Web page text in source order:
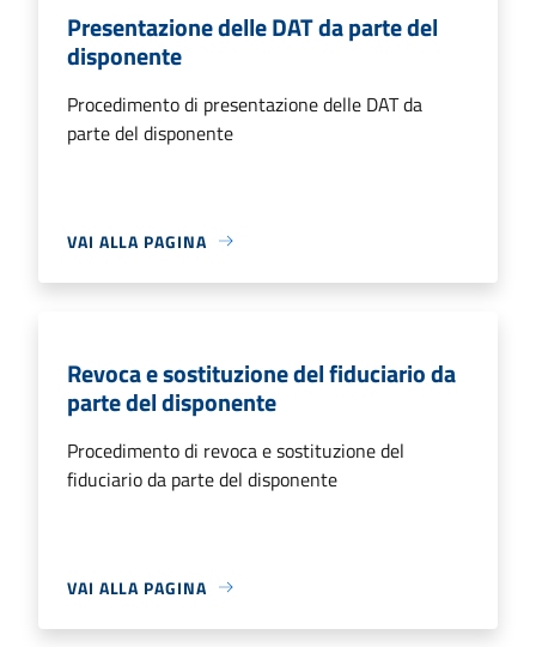
Presentazione delle DAT da parte del
disponente
Procedimento di presentazione delle DAT da
parte del disponente
VAI ALLA PAGINA
Revoca e sostituzione del fiduciario da
parte del disponente
Procedimento di revoca e sostituzione del
fiduciario da parte del disponente
VAI ALLA PAGINA